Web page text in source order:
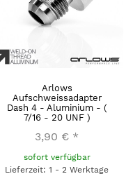
Arlows
Aufschweissadapter
Dash 4 - Aluminium - (
7/16 - 20 UNF )
3,90 € *
sofort verfügbar
Lieferzeit: 1 - 2 Werktage